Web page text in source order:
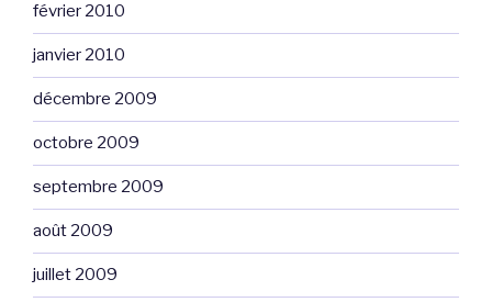
février 2010
janvier 2010
décembre 2009
octobre 2009
septembre 2009
août 2009
juillet 2009